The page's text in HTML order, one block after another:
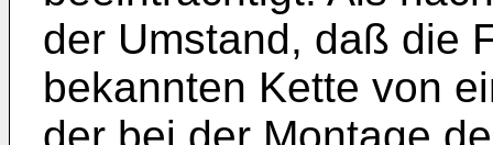
der Umstand, daß die
bekannten Kette von